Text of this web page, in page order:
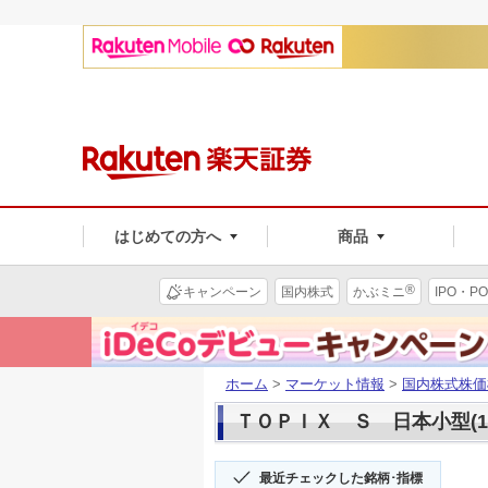
はじめての方へ 商品
キャンペーン 国内株式 かぶミニ® IPO・PO
ホーム > マーケット情報 > 国内株式株
ＴＯＰＩＸ Ｓ 日本小型
最近チェックした銘柄･指標